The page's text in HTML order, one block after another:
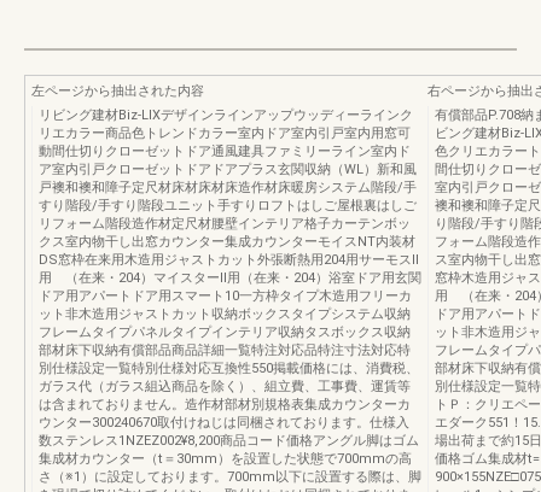
左ページから抽出された内容
リビング建材Biz-LIXデザインラインアップウッディーラインク
リエカラー商品色トレンドカラー室内ドア室内引戸室内用窓可
動間仕切りクローゼットドア通風建具ファミリーライン室内ド
ア室内引戸クローゼットドアドアプラス玄関収納（WL）新和風
戸襖和襖和障子定尺材床材床材床造作材床暖房システム階段/手
すり階段/手すり階段ユニット手すりロフトはしご屋根裏はしご
リフォーム階段造作材定尺材腰壁インテリア格子カーテンボッ
クス室内物干し出窓カウンター集成カウンターモイスNT内装材
DS窓枠在来用木造用ジャストカット外張断熱用204用サーモスⅡ
用 （在来・204）マイスターⅡ用（在来・204）浴室ドア用玄関
ドア用アパートドア用スマート10一方枠タイプ木造用フリーカ
ット非木造用ジャストカット収納ボックスタイプシステム収納
フレームタイプパネルタイプインテリア収納タスボックス収納
部材床下収納有償部品商品詳細一覧特注対応品特注寸法対応特
別仕様設定一覧特別仕様対応互換性550掲載価格には、消費税、
ガラス代（ガラス組込商品を除く）、組立費、工事費、運賃等
は含まれておりません。造作材部材別規格表集成カウンターカ
ウンター300240670取付けねじは同梱されております。仕様入
数ステンレス1NZEZ002¥8,200商品コード価格アングル脚はゴム
集成材カウンター（t＝30mm）を設置した状態で700mmの高
さ（※1）に設定しております。700mm以下に設置する際は、脚
右ページから抽出
有償部品P.708納
ビング建材Biz-
色クリエカラー
間仕切りクロー
室内引戸クロー
襖和襖和障子定
り階段/手すり階
フォーム階段造
ス室内物干し出
窓枠木造用ジャ
用 （在来・204
ドア用アパート
ット非木造用ジ
フレームタイプ
部材床下収納有
別仕様設定一覧
トＰ：クリエペ
エダーク551！
場出荷まで約15
価格ゴム集成材